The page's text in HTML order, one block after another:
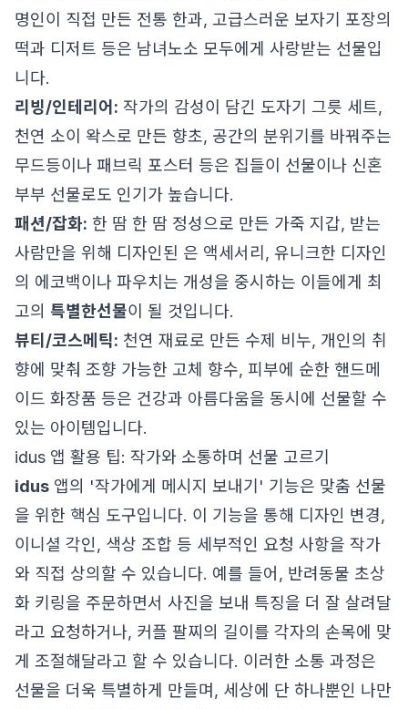
명인이 직접 만든 전통 한과, 고급스러운 보자기 포장의
떡과 디저트 등은 남녀노소 모두에게 사랑받는 선물입
니다.
리빙/인테리어: 작가의 감성이 담긴 도자기 그릇 세트,
천연 소이 왁스로 만든 향초, 공간의 분위기를 바꿔주는
무드등이나 패브릭 포스터 등은 집들이 선물이나 신혼
부부 선물로도 인기가 높습니다.
패션/잡화: 한 땀 한 땀 정성으로 만든 가죽 지갑, 받는
사람만을 위해 디자인된 은 액세서리, 유니크한 디자인
의 에코백이나 파우치는 개성을 중시하는 이들에게 최
고의 특별한선물이 될 것입니다.
뷰티/코스메틱: 천연 재료로 만든 수제 비누, 개인의 취
향에 맞춰 조향 가능한 고체 향수, 피부에 순한 핸드메
이드 화장품 등은 건강과 아름다움을 동시에 선물할 수
있는 아이템입니다.
idus 앱 활용 팁: 작가와 소통하며 선물 고르기
idus 앱의 '작가에게 메시지 보내기' 기능은 맞춤 선물
을 위한 핵심 도구입니다. 이 기능을 통해 디자인 변경,
이니셜 각인, 색상 조합 등 세부적인 요청 사항을 작가
와 직접 상의할 수 있습니다. 예를 들어, 반려동물 초상
화 키링을 주문하면서 사진을 보내 특징을 더 잘 살려달
라고 요청하거나, 커플 팔찌의 길이를 각자의 손목에 맞
게 조절해달라고 할 수 있습니다. 이러한 소통 과정은
선물을 더욱 특별하게 만들며, 세상에 단 하나뿐인 나만